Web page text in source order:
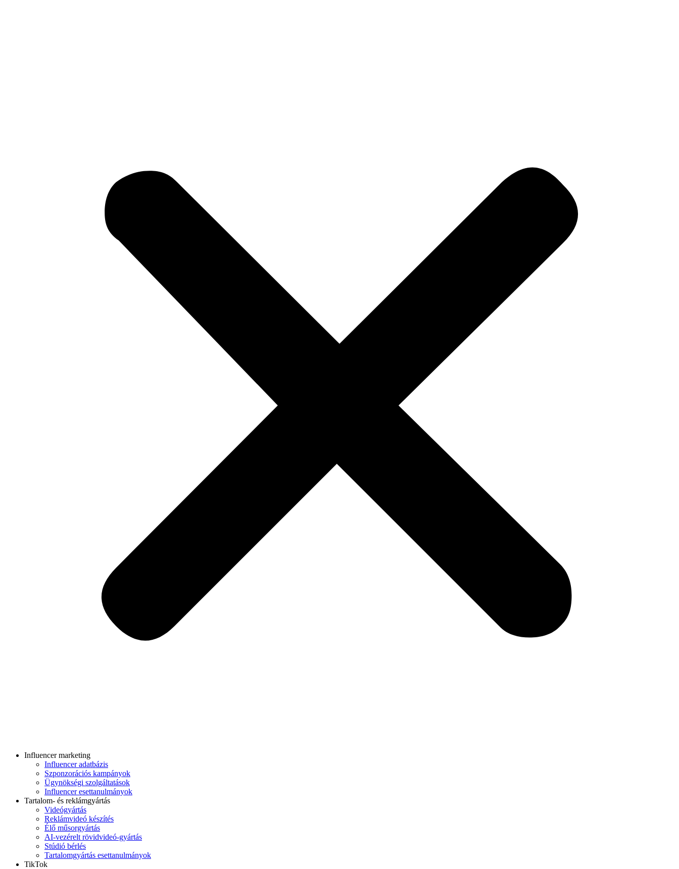
Influencer marketing
Influencer adatbázis
Szponzorációs kampányok
Ügynökségi szolgáltatások
Influencer esettanulmányok
Tartalom- és reklámgyártás
Videógyártás
Reklámvideó készítés
Élő műsorgyártás
AI-vezérelt rövidvideó-gyártás
Stúdió bérlés
Tartalomgyártás esettanulmányok
TikTok